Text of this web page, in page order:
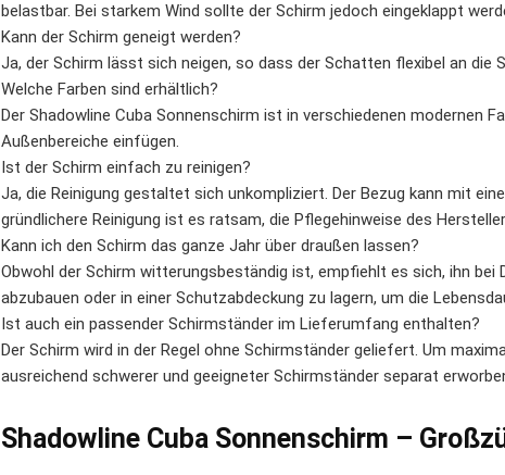
belastbar. Bei starkem Wind sollte der Schirm jedoch eingeklappt
Kann der Schirm geneigt werden?
Ja, der Schirm lässt sich neigen, so dass der Schatten flexibel an die
Welche Farben sind erhältlich?
Der Shadowline Cuba Sonnenschirm ist in verschiedenen modernen
Außenbereiche einfügen.
Ist der Schirm einfach zu reinigen?
Ja, die Reinigung gestaltet sich unkompliziert. Der Bezug kann mit
gründlichere Reinigung ist es ratsam, die Pflegehinweise des
Kann ich den Schirm das ganze Jahr über draußen lassen?
Obwohl der Schirm witterungsbeständig ist, empfiehlt es sich, ihn bei
abzubauen oder in einer Schutzabdeckung zu lagern, um die
Ist auch ein passender Schirmständer im Lieferumfang enthalten?
Der Schirm wird in der Regel ohne Schirmständer geliefert. Um
ausreichend schwerer und geeigneter Schirmständer separat
Shadowline Cuba Sonnenschirm –